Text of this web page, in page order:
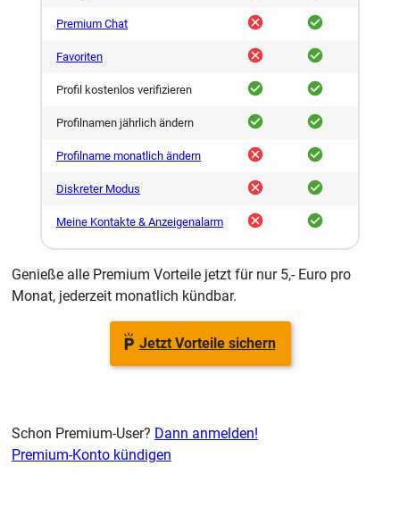
Premium Chat nein ja
Favoriten nein ja
Profil kostenlos verifizieren ja ja
Profilnamen jährlich ändern ja ja
Profilname monatlich ändern nein ja
Diskreter Modus nein ja
Meine Kontakte & Anzeigenalarm nein ja
Genieße alle Premium Vorteile jetzt für nur 5,- Euro pro
Monat, jederzeit monatlich kündbar.
Jetzt Vorteile sichern
Schon Premium-User? Dann anmelden!
Premium-Konto kündigen